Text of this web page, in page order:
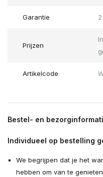
Garantie
Prijzen
Artikelcode
Bestel- en
Individueel op bestelling
We begrijpen dat je het
hebben om van te